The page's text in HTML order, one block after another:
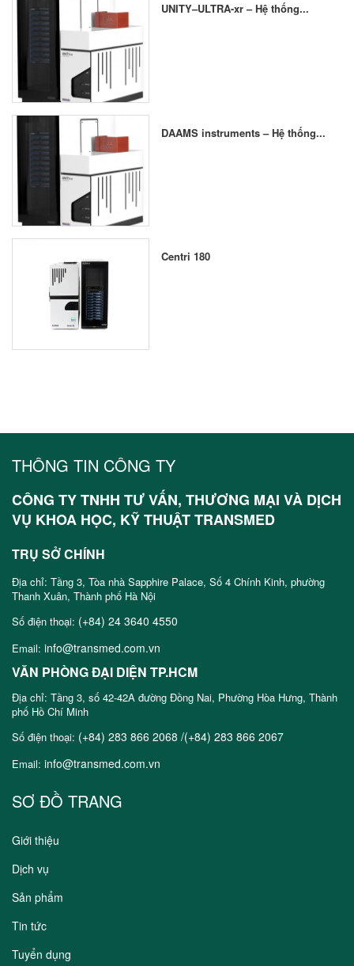
UNITY–ULTRA-xr – Hệ thống...
DAAMS instruments – Hệ thống...
Centri 180
THÔNG TIN CÔNG TY
CÔNG TY TNHH TƯ VẤN, THƯƠNG MẠI VÀ DỊCH
VỤ KHOA HỌC, KỸ THUẬT TRANSMED
TRỤ SỞ CHÍNH
Địa chỉ: Tầng 3, Tòa nhà Sapphire Palace, Số 4 Chính Kinh, phường
Thanh Xuân, Thành phố Hà Nội
Số điện thoại: (+84) 24 3640 4550
Email: info@transmed.com.vn
VĂN PHÒNG ĐẠI DIỆN TP.HCM
Địa chỉ: Tầng 3, số 42-42A đường Đồng Nai, Phường Hòa Hưng, Thành
phố Hồ Chí Minh
Số điện thoại: (+84) 283 866 2068 /(+84) 283 866 2067
Email: info@transmed.com.vn
SƠ ĐỒ TRANG
Giới thiệu
Dịch vụ
Sản phẩm
Tin tức
Tuyển dụng